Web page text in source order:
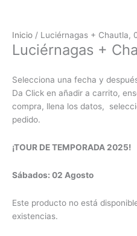
Inicio / Luciérnagas + Chautla,
Luciérnagas +
Selecciona una fecha y
Da Click en añadir a carrito,
compra, llena los datos,
pedido.
¡TOUR DE TEMPORADA 2025!
Sábados: 02 Agosto
Este producto no está
existencias.